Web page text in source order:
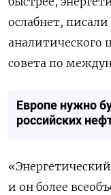
ослабнет, писали
аналитического
совета по
Европе нужно
российских
и он более